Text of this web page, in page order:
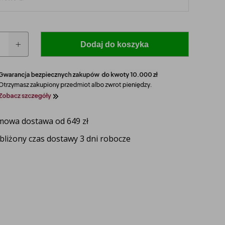
model i rocznik swojego ciągnika, a nasz
idealnie dopasowane lampy, zapewniające
Dodaj do koszyka
dostawa od 649 zł
czas dostawy 3 dni robocze